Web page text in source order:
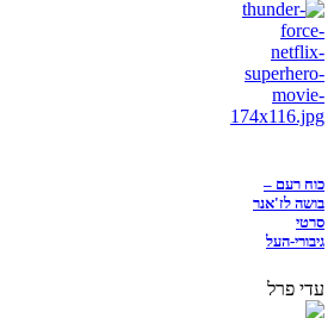
כוח רעם –
בושה לז'אנר
סרטי
גיבורי-העל
עדי פרל